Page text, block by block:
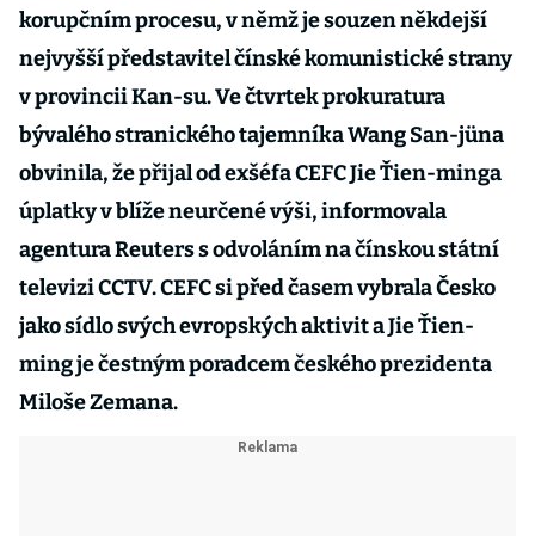
korupčním procesu, v němž je souzen někdejší
nejvyšší představitel čínské komunistické strany
v provincii Kan-su. Ve čtvrtek prokuratura
bývalého stranického tajemníka Wang San-jüna
obvinila, že přijal od exšéfa CEFC Jie Ťien-minga
úplatky v blíže neurčené výši, informovala
agentura Reuters s odvoláním na čínskou státní
televizi CCTV. CEFC si před časem vybrala Česko
jako sídlo svých evropských aktivit a Jie Ťien-
ming je čestným poradcem českého prezidenta
Miloše Zemana.